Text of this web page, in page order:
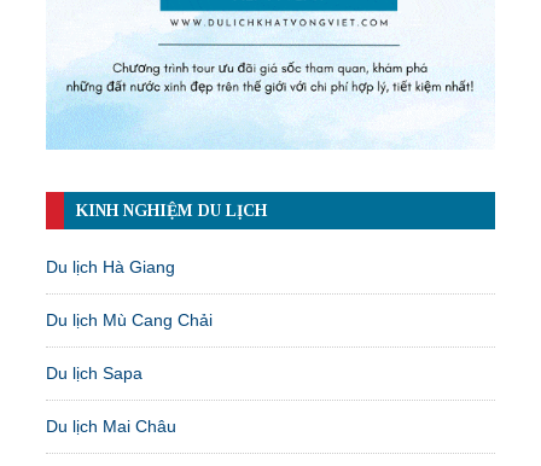
KINH NGHIỆM DU LỊCH
Du lịch Hà Giang
Du lịch Mù Cang Chải
Du lịch Sapa
Du lịch Mai Châu